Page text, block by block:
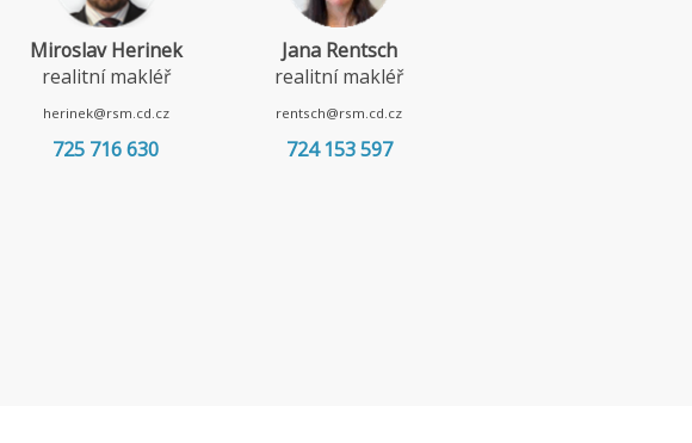
Iva Kubíčková
realitní makléř
kubickova@rsm.cd.cz
607 001 135
Michaela Pavlátová
realitní makléř
pavlatova@rsm.cd.cz
607 201 345